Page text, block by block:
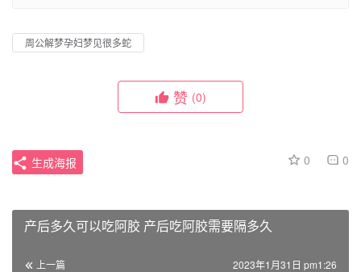
周公解梦孕妇梦见很多蛇
赞 (0)
0 0
生成海报
产后多久可以吃阿胶 产后吃阿胶需要隔多久
上一篇 2023年1月31日 pm1:26